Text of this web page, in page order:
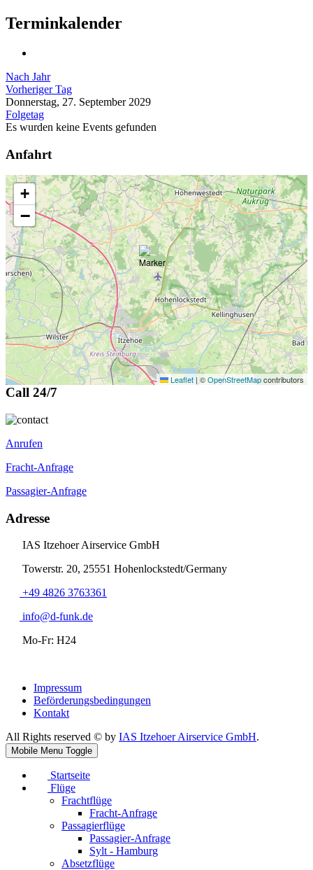
Terminkalender
Nach Jahr
Vorheriger Tag
Donnerstag, 27. September 2029
Folgetag
Es wurden keine Events gefunden
Anfahrt
+
−
Leaflet | ©OpenStreetMapcontributors
Call 24/7
Anrufen
Fracht-Anfrage
Passagier-Anfrage
Adresse
IAS Itzehoer Airservice GmbH
Towerstr. 20, 25551 Hohenlockstedt/Germany
+49 4826 3763361
info@d-funk.de
Mo-Fr: H24
Impressum
Beförderungsbedingungen
Kontakt
All Rights reserved © by IAS Itzehoer Airservice GmbH.
Mobile Menu Toggle
Startseite
Flüge
Frachtflüge
Fracht-Anfrage
Passagierflüge
Passagier-Anfrage
Sylt - Hamburg
Absetzflüge